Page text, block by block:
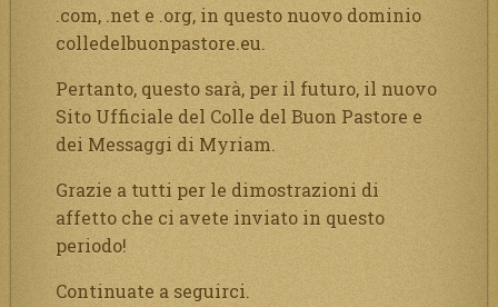
.com, .net e .org, in questo nuovo dominio
colledelbuonpastore.eu.
Pertanto, questo sarà, per il futuro, il nuovo
Sito Ufficiale del Colle del Buon Pastore e
dei Messaggi di Myriam.
Grazie a tutti per le dimostrazioni di
affetto che ci avete inviato in questo
periodo!
Continuate a seguirci.